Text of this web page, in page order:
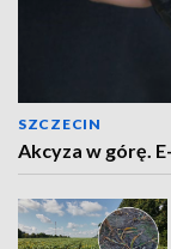
SZCZECIN
Akcyza w górę.